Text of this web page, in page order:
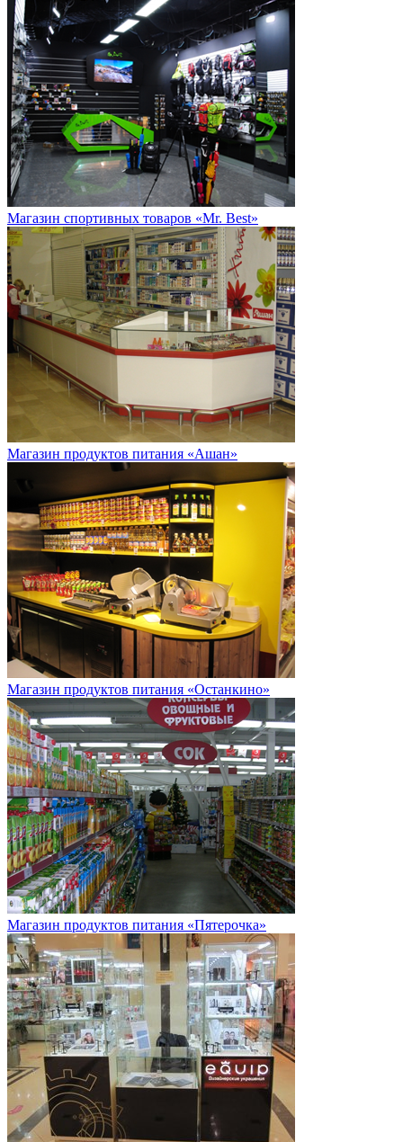
Магазин спортивных товаров «Mr. Best»
Магазин продуктов питания «Ашан»
Магазин продуктов питания «Останкино»
Магазин продуктов питания «Пятерочка»